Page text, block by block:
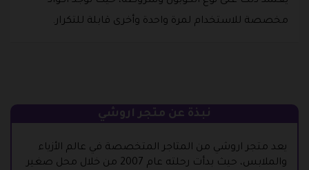
مخصصة للاستخدام لمرة واحدة وأخرى قابلة للتكرار.
نبذة عن متجر اروشي
يعد متجر اروشي من المتاجر المتخصصة في عالم الأزياء
والملابس، حيث بدأت رحلته عام 2007 من خلال محل صغير